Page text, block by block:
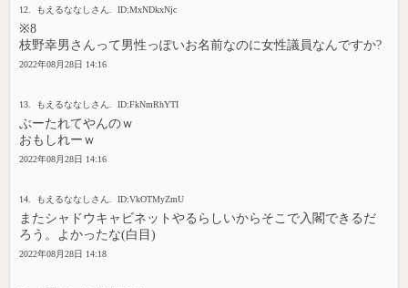
12. もえるななしさん. ID:MxNDkxNjc
※8
枝野幸男さんって男性っぽいお名前なのに女性議員なんですか?
2022年08月28日 14:16
13. もえるななしさん. ID:FkNmRhYTI
ぶーたれてやんのｗ
おもしれーｗ
2022年08月28日 14:16
14. もえるななしさん. ID:VkOTMyZmU
またシャドウキャビネットやるらしいからそこで入閣できるだ
ろう。よかったな(白目)
2022年08月28日 14:18